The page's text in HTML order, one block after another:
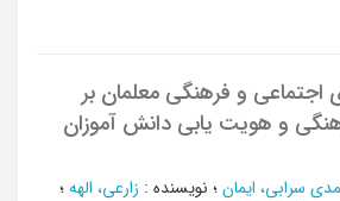
و فرهنگی معلمان بر
و هویت یابی دانش آموزان
سرابی، ایمان ؛ نویسنده : زارعی، الهه ؛